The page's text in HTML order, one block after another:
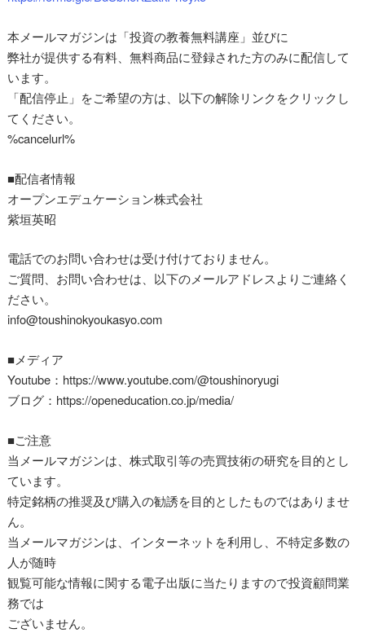
本メールマガジンは「投資の教養無料講座」並びに
弊社が提供する有料、無料商品に登録された方のみに配信して
います。
「配信停止」をご希望の方は、以下の解除リンクをクリックし
てください。
%cancelurl%
■配信者情報
オープンエデュケーション株式会社
紫垣英昭
電話でのお問い合わせは受け付けておりません。
ご質問、お問い合わせは、以下のメールアドレスよりご連絡く
ださい。
info@toushinokyoukasyo.com
■メディア
Youtube：https://www.youtube.com/@toushinoryugi
ブログ：https://openeducation.co.jp/media/
■ご注意
当メールマガジンは、株式取引等の売買技術の研究を目的とし
ています。
特定銘柄の推奨及び購入の勧誘を目的としたものではありませ
ん。
当メールマガジンは、インターネットを利用し、不特定多数の
人が随時
観覧可能な情報に関する電子出版に当たりますので投資顧問業
務では
ございません。